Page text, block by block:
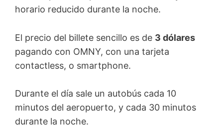
horario reducido durante la noche.
El precio del billete sencillo es de 3 dólares
pagando con OMNY, con una tarjeta
contactless, o smartphone.
Durante el día sale un autobús cada 10
minutos del aeropuerto, y cada 30 minutos
durante la noche.